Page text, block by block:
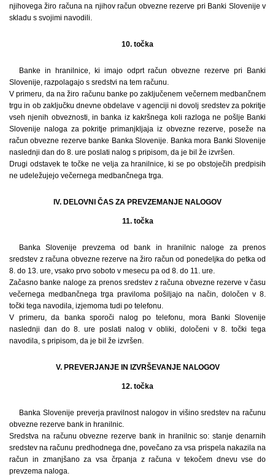
njihovega žiro računa na njihov račun obvezne rezerve pri Banki Slovenije v
skladu s svojimi navodili.
10. točka
Banke in hranilnice, ki imajo odprt račun obvezne rezerve pri Banki
Slovenije, razpolagajo s sredstvi na tem računu.
V primeru, da na žiro računu banke po zaključenem večernem medbančnem
trgu in ob zaključku dnevne obdelave v agenciji ni dovolj sredstev za pokritje
vseh njenih obveznosti, in banka iz kakršnega koli razloga ne pošlje Banki
Slovenije naloga za pokritje primanjkljaja iz obvezne rezerve, poseže na
račun obvezne rezerve banke Banka Slovenije. Banka mora Banki Slovenije
naslednji dan do 8. ure poslati nalog s pripisom, da je bil že izvršen.
Drugi odstavek te točke ne velja za hranilnice, ki se po obstoječih predpisih
ne udeležujejo večernega medbančnega trga.
IV. DELOVNI ČAS ZA PREVZEMANJE NALOGOV
11. točka
Banka Slovenije prevzema od bank in hranilnic naloge za prenos
sredstev z računa obvezne rezerve na žiro račun od ponedeljka do petka od
8. do 13. ure, vsako prvo soboto v mesecu pa od 8. do 11. ure.
Začasno banke naloge za prenos sredstev z računa obvezne rezerve v času
večernega medbančnega trga praviloma pošiljajo na način, določen v 8.
točki tega navodila, izjemoma tudi po telefonu.
V primeru, da banka sporoči nalog po telefonu, mora Banki Slovenije
naslednji dan do 8. ure poslati nalog v obliki, določeni v 8. točki tega
navodila, s pripisom, da je bil že izvršen.
V. PREVERJANJE IN IZVRŠEVANJE NALOGOV
12. točka
Banka Slovenije preverja pravilnost nalogov in višino sredstev na računu
obvezne rezerve bank in hranilnic.
Sredstva na računu obvezne rezerve bank in hranilnic so: stanje denarnih
sredstev na računu predhodnega dne, povečano za vsa prispela nakazila na
račun in zmanjšano za vsa črpanja z računa v tekočem dnevu vse do
prevzema naloga.